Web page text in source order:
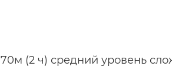
(2 ч) средний уровень